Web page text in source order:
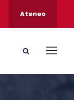
Ateneo